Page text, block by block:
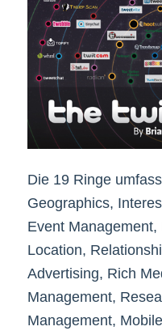
Die 19 Ringe
Geographics,
Event
Location,
Advertising, Rich
Management,
Management,